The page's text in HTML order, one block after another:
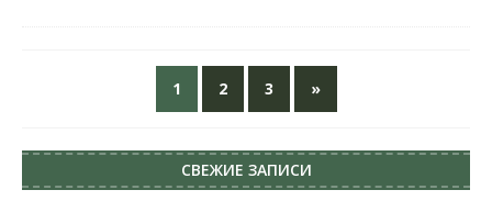
1 2 3 »
СВЕЖИЕ ЗАПИСИ